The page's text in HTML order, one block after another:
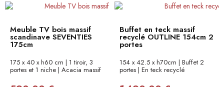
Meuble TV bois massif
scandinave SEVENTIES
175cm
175 x 40 x h60 cm | 1 tiroir, 3
portes et 1 niche | Acacia massif
Buffet en teck massif
recyclé OUTLINE 154cm 2
portes
154 x 42.5 x h70cm | Buffet 2
portes | En teck recyclé